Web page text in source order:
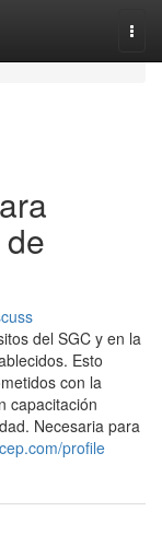
del SGC y en la
Esto
con la
capacitación
Necesaria para
profile